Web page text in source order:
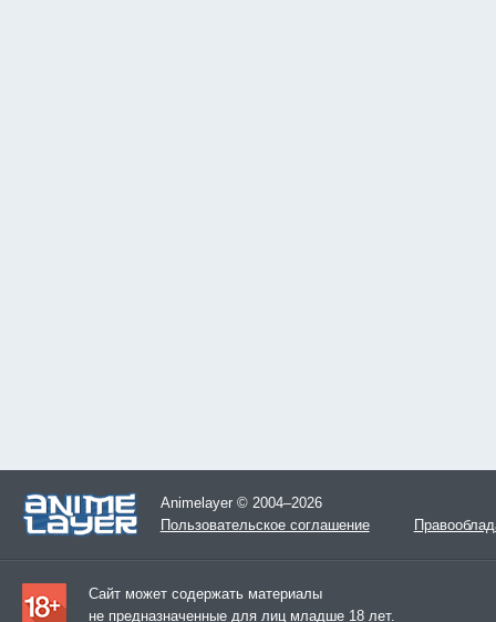
Animelayer © 2004–2026
Пользовательское соглашение
Сайт может содержать материалы
не предназначенные для лиц младше 18 лет.